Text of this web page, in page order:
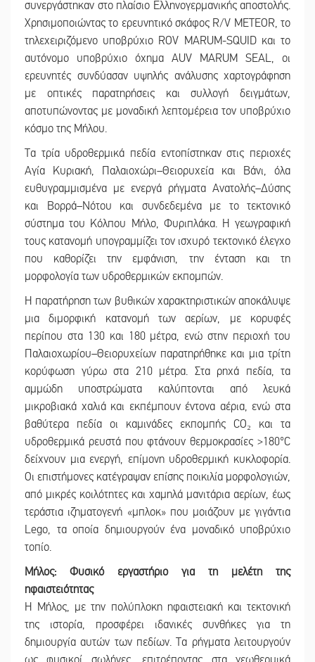
συνεργάστηκαν στο πλαίσιο Ελληνογερμανικής αποστολής.
Χρησιμοποιώντας το ερευνητικό σκάφος R/V METEOR, το
τηλεχειριζόμενο υποβρύχιο ROV MARUM-SQUID και το
αυτόνομο υποβρύχιο όχημα AUV MARUM SEAL, οι
ερευνητές συνδύασαν υψηλής ανάλυσης χαρτογράφηση
με οπτικές παρατηρήσεις και συλλογή δειγμάτων,
αποτυπώνοντας με μοναδική λεπτομέρεια τον υποβρύχιο
κόσμο της Μήλου.
Τα τρία υδροθερμικά πεδία εντοπίστηκαν στις περιοχές
Αγία Κυριακή, Παλαιοχώρι–Θειορυχεία και Βάνι, όλα
ευθυγραμμισμένα με ενεργά ρήγματα Ανατολής–Δύσης
και Βορρά–Νότου και συνδεδεμένα με το τεκτονικό
σύστημα του Κόλπου Μήλο, Φυριπλάκα. Η γεωγραφική
τους κατανομή υπογραμμίζει τον ισχυρό τεκτονικό έλεγχο
που καθορίζει την εμφάνιση, την ένταση και τη
μορφολογία των υδροθερμικών εκπομπών.
Η παρατήρηση των βυθικών χαρακτηριστικών αποκάλυψε
μια διμορφική κατανομή των αερίων, με κορυφές
περίπου στα 130 και 180 μέτρα, ενώ στην περιοχή του
Παλαιοχωρίου–Θειορυχείων παρατηρήθηκε και μια τρίτη
κορύφωση γύρω στα 210 μέτρα. Στα ρηχά πεδία, τα
αμμώδη υποστρώματα καλύπτονται από λευκά
μικροβιακά χαλιά και εκπέμπουν έντονα αέρια, ενώ στα
βαθύτερα πεδία οι καμινάδες εκπομπής CO₂ και τα
υδροθερμικά ρευστά που φτάνουν θερμοκρασίες >180°C
δείχνουν μια ενεργή, επίμονη υδροθερμική κυκλοφορία.
Οι επιστήμονες κατέγραψαν επίσης ποικιλία μορφολογιών,
από μικρές κοιλότητες και χαμηλά μανιτάρια αερίων, έως
τεράστια ιζηματογενή «μπλοκ» που μοιάζουν με γιγάντια
Lego, τα οποία δημιουργούν ένα μοναδικό υποβρύχιο
τοπίο.
Μήλος: Φυσικό εργαστήριο για τη μελέτη της
ηφαιστειότητας
Η Μήλος, με την πολύπλοκη ηφαιστειακή και τεκτονική
της ιστορία, προσφέρει ιδανικές συνθήκες για τη
δημιουργία αυτών των πεδίων. Τα ρήγματα λειτουργούν